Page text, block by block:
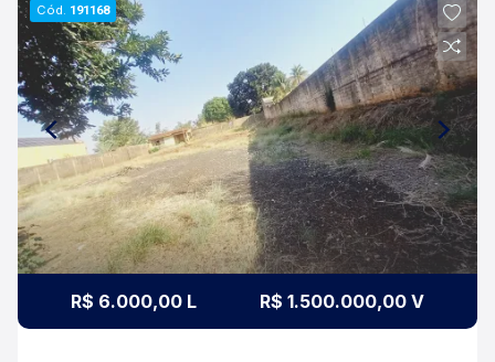
Cód. 191168
R$ 6.000,00 L R$ 1.500.000,00 V